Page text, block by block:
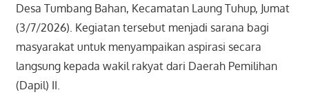
Desa Tumbang Bahan, Kecamatan Laung Tuhup, Jumat
(3/7/2026). Kegiatan tersebut menjadi sarana bagi
masyarakat untuk menyampaikan aspirasi secara
langsung kepada wakil rakyat dari Daerah Pemilihan
(Dapil) II.